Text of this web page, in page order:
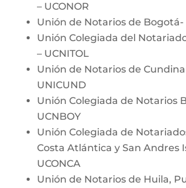
– UCONOR
Unión de Notarios de Bogotá-
Unión Colegiada del
– UCNITOL
Unión de Notarios de
UNICUND
Unión Colegiada de Notarios
UCNBOY
Unión Colegiada de
Costa Atlántica y San Andres
UCONCA
Unión de Notarios de Huila,